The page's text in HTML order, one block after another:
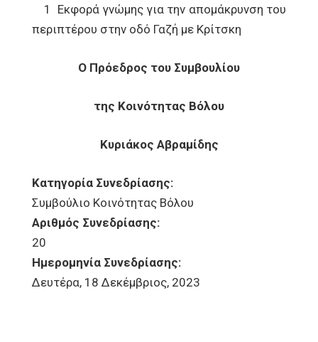
1 Εκφορά γνώμης για την απομάκρυνση του
περιπτέρου στην οδό Γαζή με Κρίτσκη
Ο Πρόεδρος του Συμβουλίου
της Κοινότητας Βόλου
Κυριάκος Αβραμίδης
Κατηγορία Συνεδρίασης:
Συμβούλιο Κοινότητας Βόλου
Αριθμός Συνεδρίασης:
20
Ημερομηνία Συνεδρίασης:
Δευτέρα, 18 Δεκέμβριος, 2023